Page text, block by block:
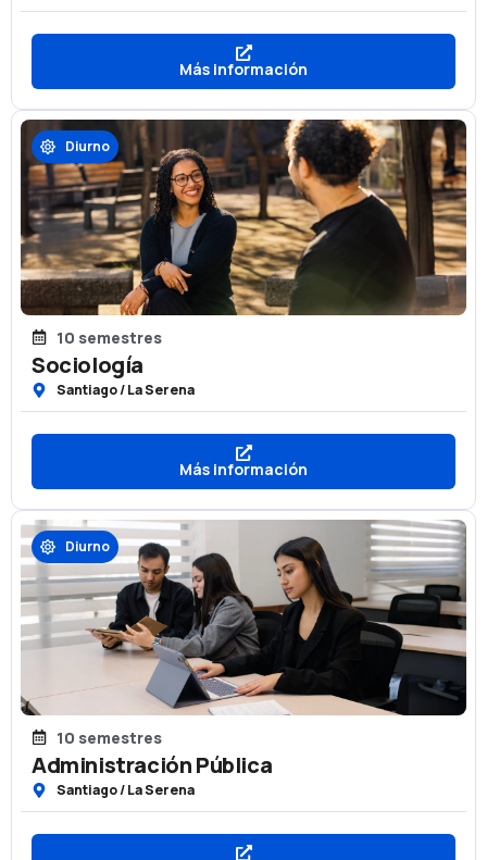
Más información
Diurno
10 semestres
Sociología
Santiago / La Serena
Más información
Diurno
10 semestres
Administración Pública
Santiago / La Serena